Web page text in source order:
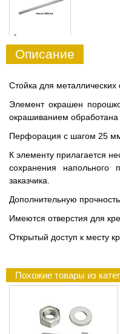
0
Описание
Стойка для
Элемент окрашен
окрашиванием
Перфорация с шагом 25 мм
К элементу прилагается
сохранения
заказчика.
Дополнительную
Имеются отверстия для
Открытый доступ к месту
Похожие товары из